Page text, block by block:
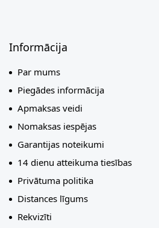
Informācija
Par mums
Piegādes informācija
Apmaksas veidi
Nomaksas iespējas
Garantijas noteikumi
14 dienu atteikuma tiesības
Privātuma politika
Distances līgums
Rekvizīti